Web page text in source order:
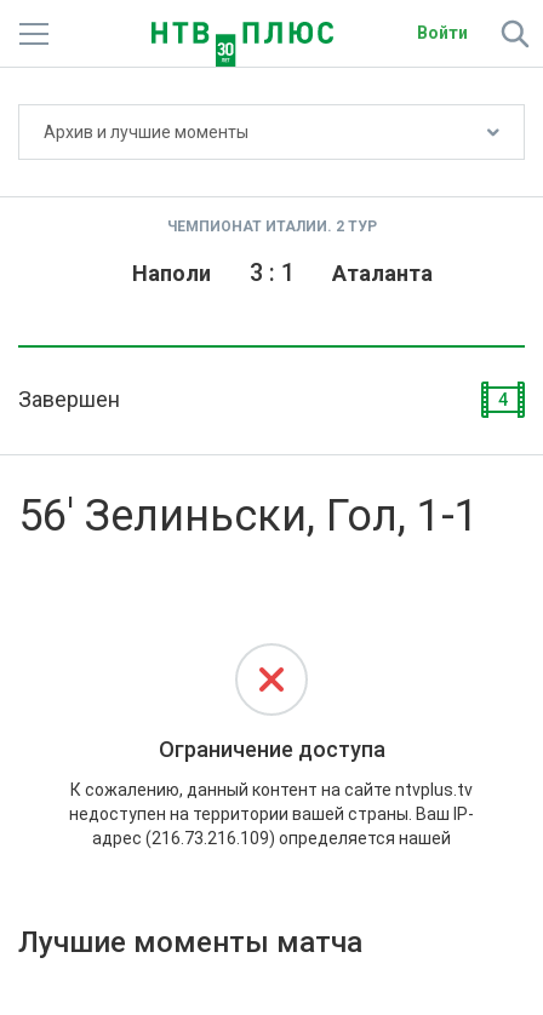
Войти
О сайте
Архив и лучшие моменты
ЧЕМПИОНАТ ИТАЛИИ. 2 ТУР
Наполи Аталанта
3 : 1
Завершен 4
56' Зелиньски, Гол, 1-1
Лучшие моменты матча